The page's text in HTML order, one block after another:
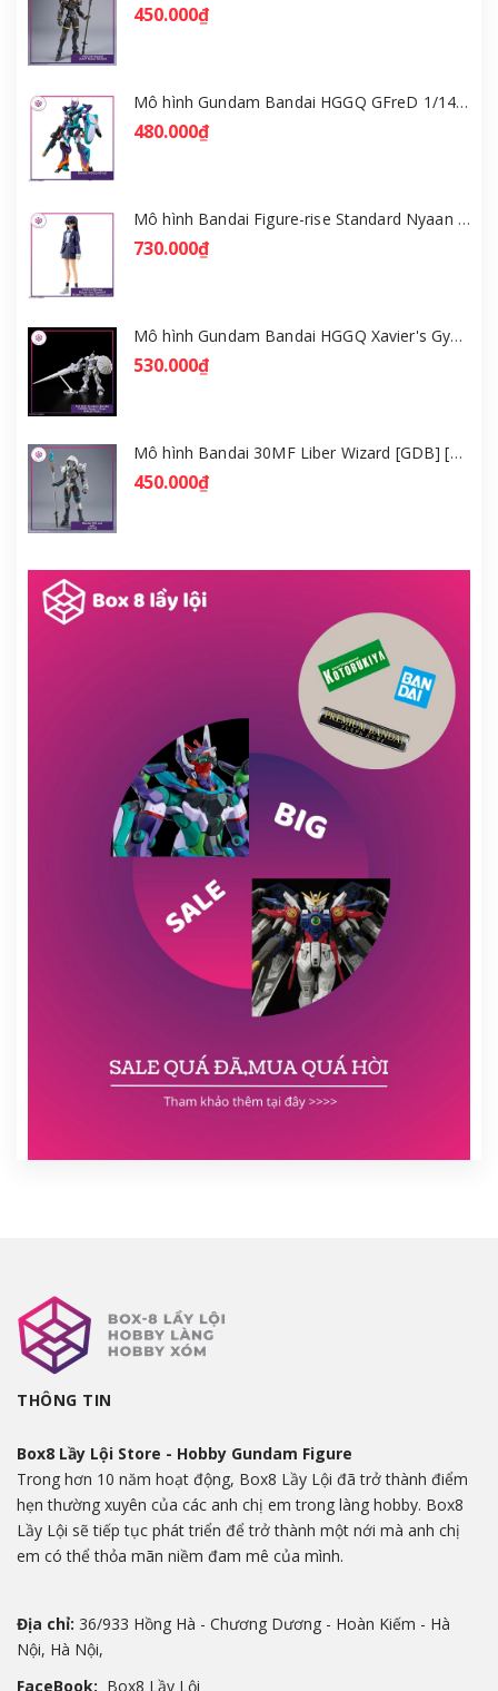
450.000₫
Mô hình Gundam Bandai HGGQ GFreD 1/144 [GDB] [BHG]
480.000₫
Mô hình Bandai Figure-rise Standard Nyaan - Gundam GQuuuuuuX [GDB] [FRS]
730.000₫
Mô hình Gundam Bandai HGGQ Xavier's Gyan Hakuji-Packs 1/144 [GDB] [BHG]
530.000₫
Mô hình Bandai 30MF Liber Wizard [GDB] [30MF]
450.000₫
THÔNG TIN
Box8 Lầy Lội Store - Hobby Gundam Figure
Trong hơn 10 năm hoạt động, Box8 Lầy Lội đã trở thành điểm
hẹn thường xuyên của các anh chị em trong làng hobby. Box8
Lầy Lội sẽ tiếp tục phát triển để trở thành một nới mà anh chị
em có thể thỏa mãn niềm đam mê của mình.
Địa chỉ: 36/933 Hồng Hà - Chương Dương - Hoàn Kiếm - Hà
Nội, Hà Nội,
FaceBook: Box8 Lầy Lội